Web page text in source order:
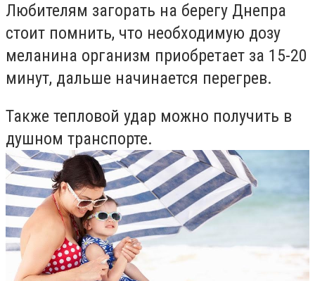
Любителям загорать на берегу Днепра
стоит помнить, что необходимую дозу
меланина организм приобретает за 15-20
минут, дальше начинается перегрев.
Также тепловой удар можно получить в
душном транспорте.